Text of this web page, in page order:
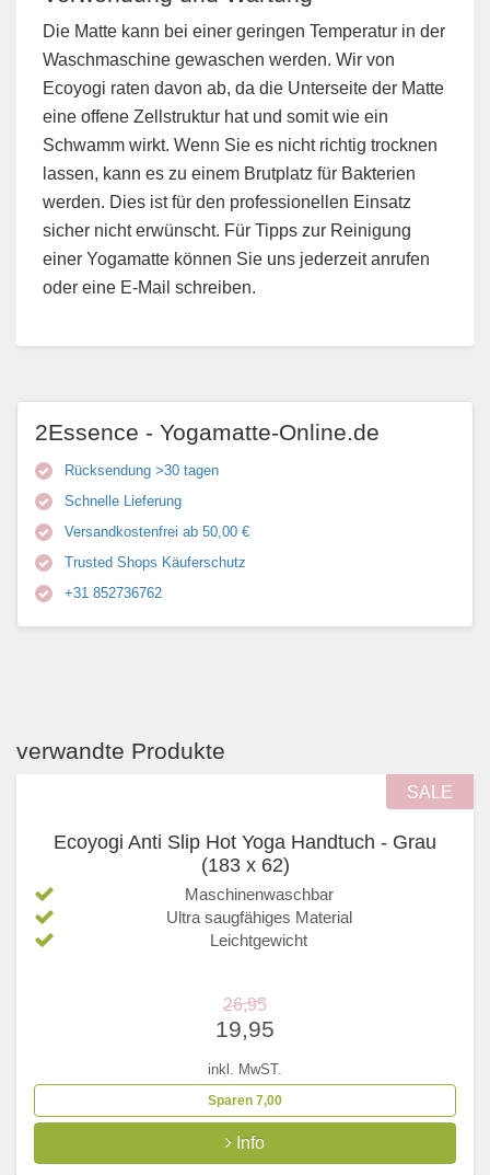
Die Matte kann bei einer geringen Temperatur in der
Waschmaschine gewaschen werden. Wir von
Ecoyogi raten davon ab, da die Unterseite der Matte
eine offene Zellstruktur hat und somit wie ein
Schwamm wirkt. Wenn Sie es nicht richtig trocknen
lassen, kann es zu einem Brutplatz für Bakterien
werden. Dies ist für den professionellen Einsatz
sicher nicht erwünscht. Für Tipps zur Reinigung
einer Yogamatte können Sie uns jederzeit anrufen
oder eine E-Mail schreiben.
2Essence - Yogamatte-Online.de
Rücksendung >30 tagen
Schnelle Lieferung
Versandkostenfrei ab 50,00 €
Trusted Shops Käuferschutz
+31 852736762
verwandte Produkte
SALE
Ecoyogi Anti Slip Hot Yoga Handtuch - Grau
(183 x 62)
Maschinenwaschbar
Ultra saugfähiges Material
Leichtgewicht
26,95
19,95
inkl. MwST.
Sparen 7,00
Info